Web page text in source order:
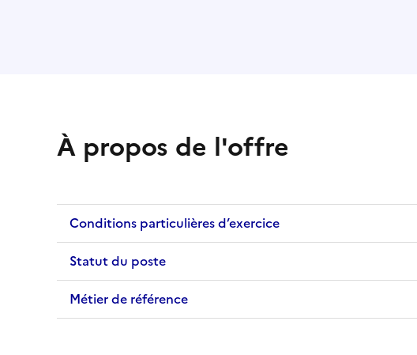
À propos de l'offre
Conditions particulières d’exercice
Statut du poste
Métier de référence